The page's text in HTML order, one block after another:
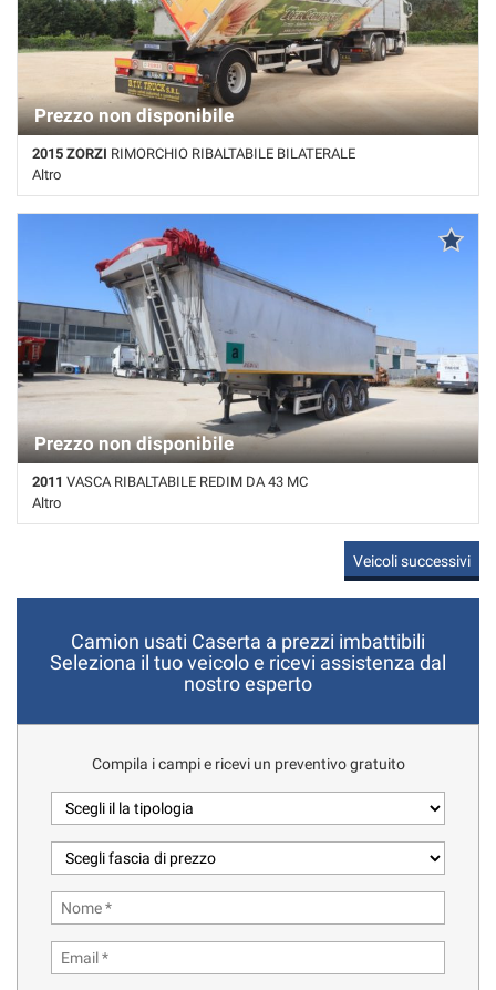
Prezzo non disponibile
2015 ZORZI RIMORCHIO RIBALTABILE BILATERALE
Altro
Km non disponibile • Cambio Altro • Vari colori pastello
Prezzo non disponibile
2011 VASCA RIBALTABILE REDIM DA 43 MC
Altro
Veicoli successivi
Camion usati Caserta a prezzi imbattibili
Seleziona il tuo veicolo e ricevi assistenza dal
nostro esperto
Compila i campi e ricevi un preventivo gratuito